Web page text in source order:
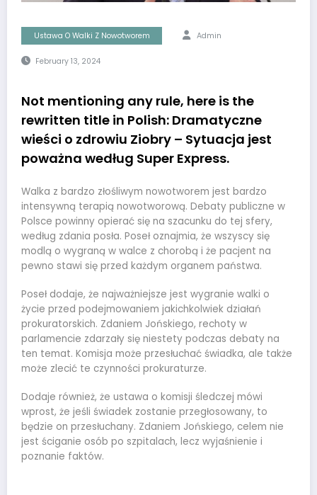
Ustawa O Walki Z Nowotworem Admin
February 13, 2024
Not mentioning any rule, here is the
rewritten title in Polish: Dramatyczne
wieści o zdrowiu Ziobry – Sytuacja jest
poważna według Super Express.
Walka z bardzo złośliwym nowotworem jest bardzo
intensywną terapią nowotworową. Debaty publiczne w
Polsce powinny opierać się na szacunku do tej sfery,
według zdania posła. Poseł oznajmia, że wszyscy się
modlą o wygraną w walce z chorobą i że pacjent na
pewno stawi się przed każdym organem państwa.
Poseł dodaje, że najważniejsze jest wygranie walki o
życie przed podejmowaniem jakichkolwiek działań
prokuratorskich. Zdaniem Jońskiego, rechoty w
parlamencie zdarzały się niestety podczas debaty na
ten temat. Komisja może przesłuchać świadka, ale także
może zlecić te czynności prokuraturze.
Dodaje również, że ustawa o komisji śledczej mówi
wprost, że jeśli świadek zostanie przegłosowany, to
będzie on przesłuchany. Zdaniem Jońskiego, celem nie
jest ściganie osób po szpitalach, lecz wyjaśnienie i
poznanie faktów.